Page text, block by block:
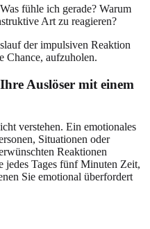
Was fühle ich gerade? Warum
Art zu reagieren?
der impulsiven Reaktion
Chance, aufzuholen.
Auslöser mit einem
verstehen. Ein emotionales
Situationen oder
Reaktionen
jedes Tages fünf Minuten Zeit,
Sie emotional überfordert